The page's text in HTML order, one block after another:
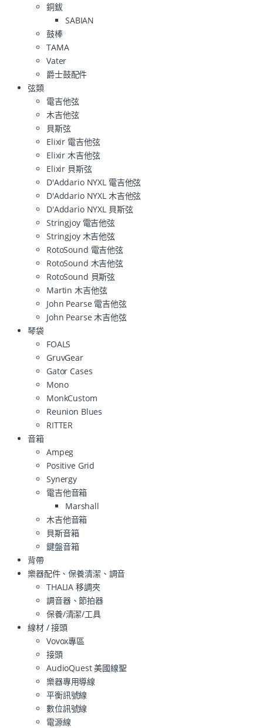
銅鈸
SABIAN
鼓棒
TAMA
Vater
爵士鼓配件
弦類
電吉他弦
木吉他弦
貝斯弦
Elixir 電吉他弦
Elixir 木吉他弦
Elixir 貝斯弦
D'Addario NYXL 電吉他弦
D'Addario NYXL 木吉他弦
D'Addario NYXL 貝斯弦
Stringjoy 電吉他弦
Stringjoy 木吉他弦
RotoSound 電吉他弦
RotoSound 木吉他弦
RotoSound 貝斯弦
Martin 木吉他弦
John Pearse 電吉他弦
John Pearse 木吉他弦
琴袋
FOALS
GruvGear
Gator Cases
Mono
MonkCustom
Reunion Blues
RITTER
音箱
Ampeg
Positive Grid
Synergy
電吉他音箱
Marshall
木吉他音箱
貝斯音箱
鍵盤音箱
背帶
樂器配件、保養清潔、調音
THALIA 移調夾
調音器、節拍器
保養/清潔/工具
線材 / 接頭
Vovox專區
接頭
AudioQuest 美國線聖
樂器專用導線
平衡訊號線
數位訊號線
電源線